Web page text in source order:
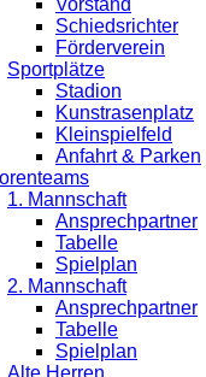
Vorstand
Schiedsrichter
Förderverein
Sportplätze
Stadion
Kunstrasenplatz
Kleinspielfeld
Anfahrt & Parken
1. Mannschaft
Ansprechpartner
Tabelle
Spielplan
2. Mannschaft
Ansprechpartner
Tabelle
Spielplan
Alte Herren
Jahrgang 2019
G3